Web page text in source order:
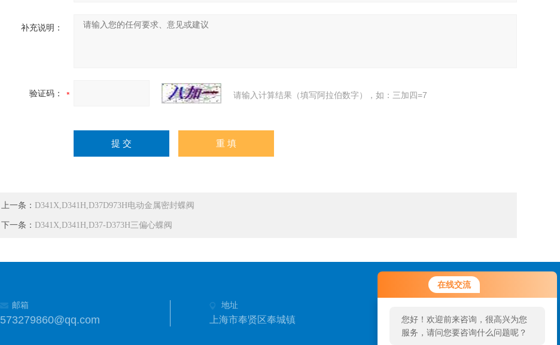
在线交流
您好！欢迎前来咨询，很高兴为您
服务，请问您要咨询什么问题呢？
补充说明：
验证码： 请输入计算结果（填写阿拉伯数字），如：三加四=7
上一条： D341X,D341H,D37D973H电动金属密封蝶阀
下一条： D341X,D341H,D37-D373H三偏心蝶阀
邮箱
573279860@qq.com
地址
上海市奉贤区奉城镇